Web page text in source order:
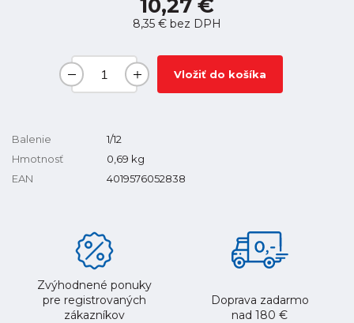
10,27 €
8,35 € bez DPH
Vložiť do košíka
Balenie
1/12
Hmotnosť
0,69 kg
EAN
4019576052838
Zvýhodnené ponuky
pre registrovaných
zákazníkov
Doprava zadarmo
nad 180 €